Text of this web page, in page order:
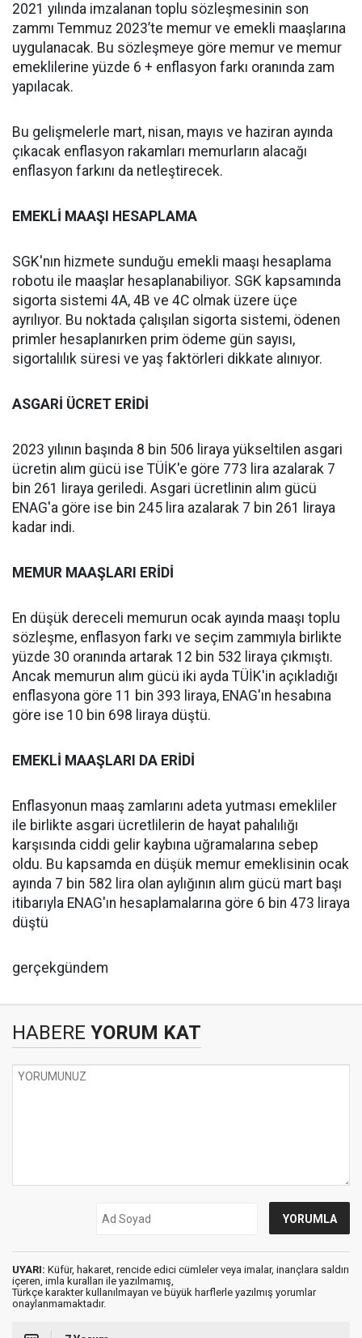
2021 yılında imzalanan toplu sözleşmesinin son
zammı Temmuz 2023’te memur ve emekli maaşlarına
uygulanacak. Bu sözleşmeye göre memur ve memur
emeklilerine yüzde 6 + enflasyon farkı oranında zam
yapılacak.
Bu gelişmelerle mart, nisan, mayıs ve haziran ayında
çıkacak enflasyon rakamları memurların alacağı
enflasyon farkını da netleştirecek.
EMEKLİ MAAŞI HESAPLAMA
SGK'nın hizmete sunduğu emekli maaşı hesaplama
robotu ile maaşlar hesaplanabiliyor. SGK kapsamında
sigorta sistemi 4A, 4B ve 4C olmak üzere üçe
ayrılıyor. Bu noktada çalışılan sigorta sistemi, ödenen
primler hesaplanırken prim ödeme gün sayısı,
sigortalılık süresi ve yaş faktörleri dikkate alınıyor.
ASGARİ ÜCRET ERİDİ
2023 yılının başında 8 bin 506 liraya yükseltilen asgari
ücretin alım gücü ise TÜİK'e göre 773 lira azalarak 7
bin 261 liraya geriledi. Asgari ücretlinin alım gücü
ENAG'a göre ise bin 245 lira azalarak 7 bin 261 liraya
kadar indi.
MEMUR MAAŞLARI ERİDİ
En düşük dereceli memurun ocak ayında maaşı toplu
sözleşme, enflasyon farkı ve seçim zammıyla birlikte
yüzde 30 oranında artarak 12 bin 532 liraya çıkmıştı.
Ancak memurun alım gücü iki ayda TÜİK'in açıkladığı
enflasyona göre 11 bin 393 liraya, ENAG'ın hesabına
göre ise 10 bin 698 liraya düştü.
EMEKLİ MAAŞLARI DA ERİDİ
Enflasyonun maaş zamlarını adeta yutması emekliler
ile birlikte asgari ücretlilerin de hayat pahalılığı
karşısında ciddi gelir kaybına uğramalarına sebep
oldu. Bu kapsamda en düşük memur emeklisinin ocak
ayında 7 bin 582 lira olan aylığının alım gücü mart başı
itibarıyla ENAG'ın hesaplamalarına göre 6 bin 473 liraya
düştü
gerçekgündem
HABERE YORUM KAT
UYARI: Küfür, hakaret, rencide edici cümleler veya imalar, inançlara saldırı
içeren, imla kuralları ile yazılmamış,
Türkçe karakter kullanılmayan ve büyük harflerle yazılmış yorumlar
onaylanmamaktadır.